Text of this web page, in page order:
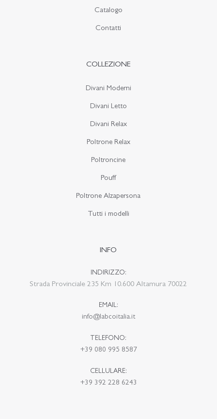
Catalogo
Contatti
COLLEZIONE
Divani Moderni
Divani Letto
Divani Relax
Poltrone Relax
Poltroncine
Pouff
Poltrone Alzapersona
Tutti i modelli
INFO
INDIRIZZO:
Strada Provinciale 235 Km 10.600 Altamura 70022
EMAIL:
info@labcoitalia.it
TELEFONO:
+39 080 995 8587
CELLULARE:
+39 392 228 6243